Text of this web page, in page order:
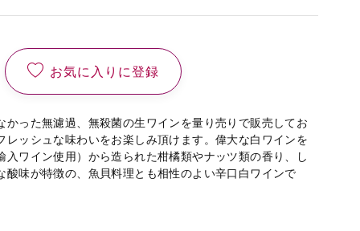
お気に入りに登録
かった無濾過、無殺菌の生ワインを量り売りで販売してお
レッシュな味わいをお楽しみ頂けます。偉大な白ワインを
入ワイン使用）から造られた柑橘類やナッツ類の香り、し
酸味が特徴の、魚貝料理とも相性のよい辛口白ワインで